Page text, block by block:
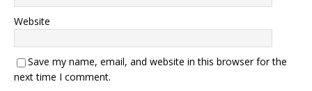
Website
Save my name, email, and website in this browser for the
next time I comment.